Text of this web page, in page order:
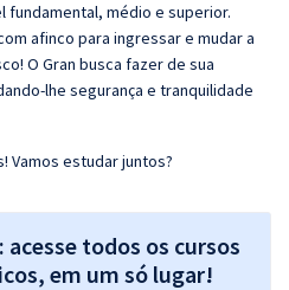
fundamental, médio e superior.
afinco para ingressar e mudar a
O Gran busca fazer de sua
lhe segurança e tranquilidade
Vamos estudar juntos?
todos os cursos
em um só lugar!